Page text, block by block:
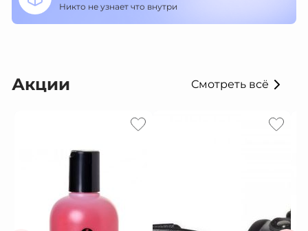
Никто не узнает что внутри
Акции Смотреть всё